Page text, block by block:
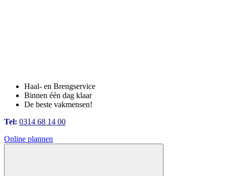
Haal- en Brengservice
Binnen één dag klaar
De beste vakmensen!
Tel: 0314 68 14 00
Online plannen